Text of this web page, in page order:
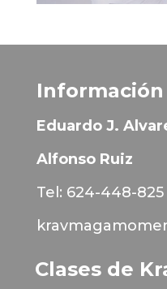
Información
Eduardo J.
Alfonso Ruiz
Tel: 624-448-825
Clases de